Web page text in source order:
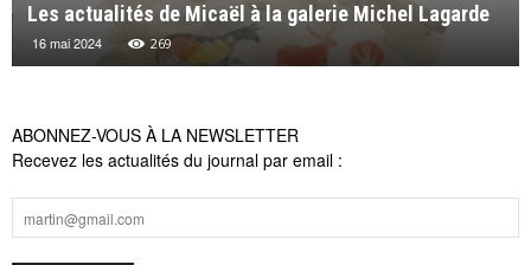
Les actualités de Micaël à la galerie Michel Lagarde
16 mai 2024 269
ABONNEZ-VOUS À LA NEWSLETTER
Recevez les actualités du journal par email :